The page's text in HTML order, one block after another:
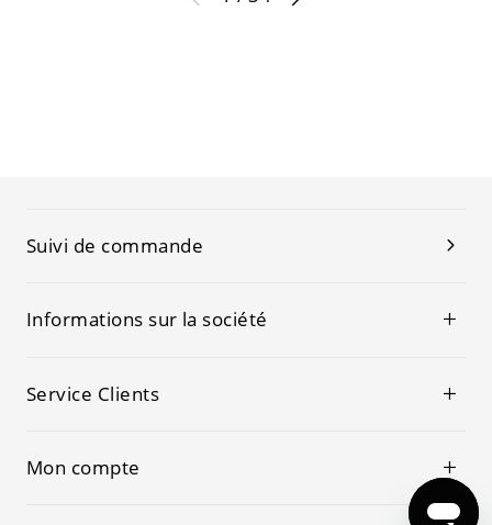
Suivi de commande
Informations sur la société
Service Clients
Mon compte